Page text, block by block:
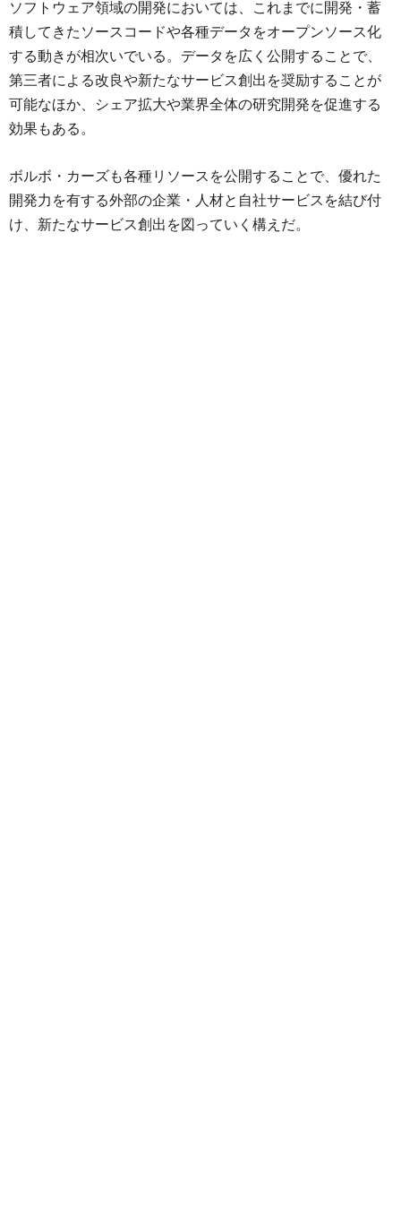
ソフトウェア領域の開発においては、これまでに開発・蓄
積してきたソースコードや各種データをオープンソース化
する動きが相次いでいる。データを広く公開することで、
第三者による改良や新たなサービス創出を奨励することが
可能なほか、シェア拡大や業界全体の研究開発を促進する
効果もある。
ボルボ・カーズも各種リソースを公開することで、優れた
開発力を有する外部の企業・人材と自社サービスを結び付
け、新たなサービス創出を図っていく構えだ。